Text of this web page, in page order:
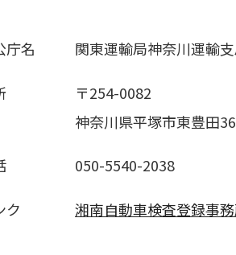
庁名 関東運輸局神奈川運輸
〒254-0082
神奈川県平塚市東豊田
050-5540-2038
ク 湘南自動車検査登録事